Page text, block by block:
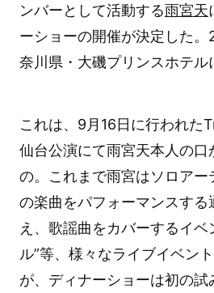
ンバーとして活動する雨宮天
ーショーの開催が決定した
奈川県・大磯プリンスホテル
これは、9月16日に行われた
仙台公演にて雨宮天本人の口
の。これまで雨宮はソロアー
の楽曲をパフォーマンスする
え、歌謡曲をカバーするイベ
ル”等、様々なライブイベン
が、ディナーショーは初の試